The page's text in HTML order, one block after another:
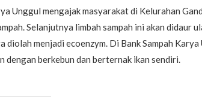
Unggul mengajak masyarakat di Kelurahan
Selanjutnya limbah sampah ini akan didaur
diolah menjadi ecoenzym. Di Bank Sampah
dengan berkebun dan berternak ikan sendiri.